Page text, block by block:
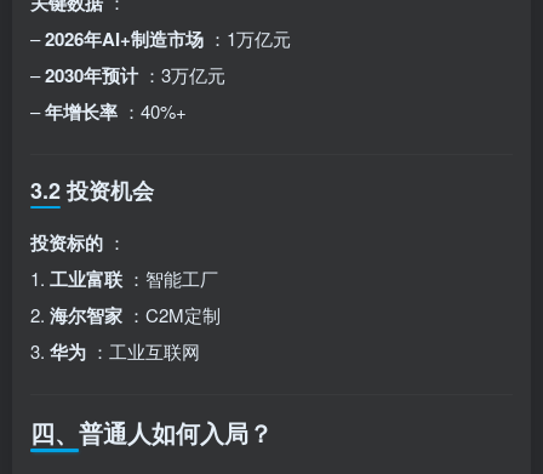
–2026年AI+制造市场 ：1万亿元
–2030年预计 ：3万亿元
–年增长率 ：40%+
3.2 投资机会
投资标的 ：
1. 工业富联 ：智能工厂
2. 海尔智家 ：C2M定制
3. 华为 ：工业互联网
四、普通人如何入局？